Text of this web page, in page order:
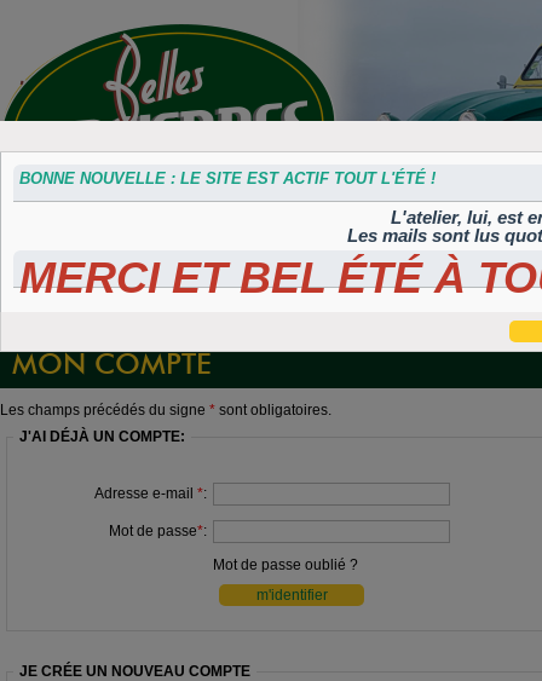
Accessoires
divers
Plaques 3D
Maillefaud et
Plaques
immatriculation
Plaques
autocollantes et
Plaques
peintes
BONNE NOUVELLE : LE SITE EST ACTIF TOUT L'ÉTÉ !
L'atelier, lui, est
Les mails sont lus
MERCI ET BEL ÉTÉ À
MON COMPTE
Les champs précédés du signe * sont obligatoires.
J'AI DÉJÀ UN COMPTE:
Adresse e-mail *:
Mot de passe*:
Mot de passe oublié ?
JE CRÉE UN NOUVEAU COMPTE